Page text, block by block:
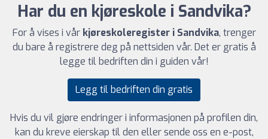
Har du en kjøreskole i Sandvika?
For å vises i vår kjøreskoleregister i Sandvika, trenger
du bare å registrere deg på nettsiden vår. Det er gratis å
legge til bedriften din i guiden vår!
Legg til bedriften din gratis
Hvis du vil gjøre endringer i informasjonen på profilen din,
kan du kreve eierskap til den eller sende oss en e-post,